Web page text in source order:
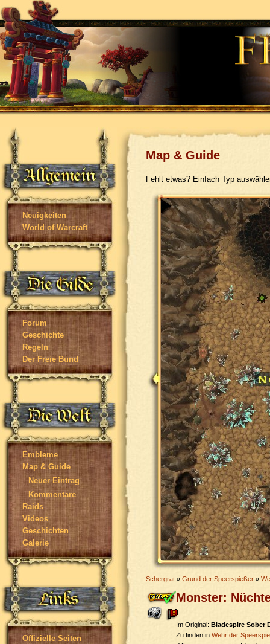
Neuigkeiten
World of Warcraft
Forum
Geschichte
Regeln
Der Freie Bund
Embleme
Map & Guide
Neuer Eintrag
Kommentare
Raids
Videos
Geschichten
Galerie
Offizielle Seiten
Map & Guide
Fehlt etwas? Einfach Typ
Schergrat » Grund der Speerspießer »
Monster:
Im Original: Bladespire Sober
Zu finden in Wehr der